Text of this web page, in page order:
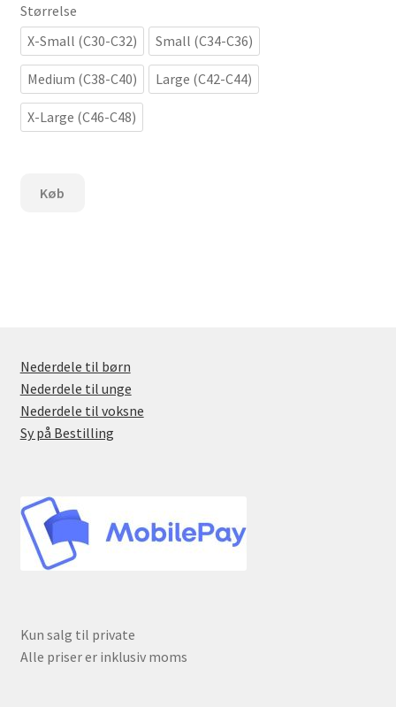
Størrelse
X-Small (C30-C32)
Small (C34-C36)
Medium (C38-C40) Large (C42-C44)
X-Large (C46-C48)
Køb
Nederdele til børn
Nederdele til unge
Nederdele til voksne
Sy på Bestilling
Kun salg til private
Alle priser er inklusiv moms